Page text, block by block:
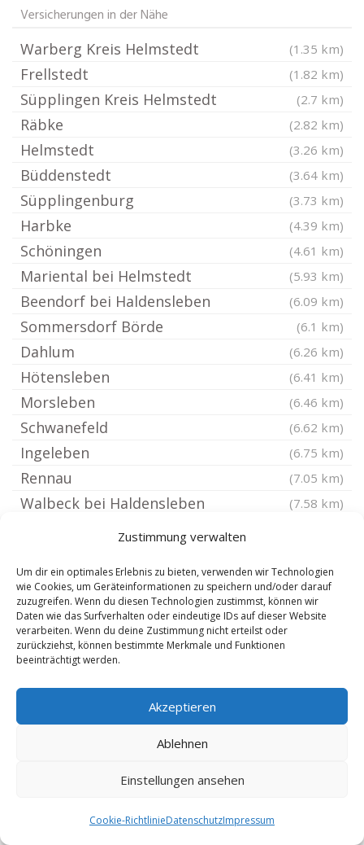
Zustimmung verwalten
Um dir ein optimales Erlebnis zu bieten, verwenden wir Technologien
wie Cookies, um Geräteinformationen zu speichern und/oder darauf
zuzugreifen. Wenn du diesen Technologien zustimmst, können wir
Daten wie das Surfverhalten oder eindeutige IDs auf dieser Website
verarbeiten. Wenn du deine Zustimmung nicht erteilst oder
zurückziehst, können bestimmte Merkmale und Funktionen
beeinträchtigt werden.
Akzeptieren
Ablehnen
Einstellungen ansehen
Cookie-RichtlinieDatenschutzImpressum
Versicherungen in der Nähe
Warberg Kreis Helmstedt (1.35 km)
Frellstedt (1.82 km)
Süpplingen Kreis Helmstedt (2.7 km)
Räbke (2.82 km)
Helmstedt (3.26 km)
Büddenstedt (3.64 km)
Süpplingenburg (3.73 km)
Harbke (4.39 km)
Schöningen (4.61 km)
Mariental bei Helmstedt (5.93 km)
Beendorf bei Haldensleben (6.09 km)
Sommersdorf Börde (6.1 km)
Dahlum (6.26 km)
Hötensleben (6.41 km)
Morsleben (6.46 km)
Schwanefeld (6.62 km)
Ingeleben (6.75 km)
Rennau (7.05 km)
Walbeck bei Haldensleben (7.58 km)
Kneitlingen (7.85 km)
Völpke (7.85 km)
Bartensleben
Söllingen Niedersachsen
Beierstedt
Ostingersleben
Hödingen bei Haldensleben